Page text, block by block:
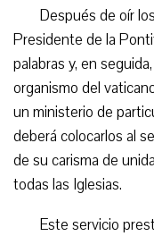
Después de oír
Presidente de la
palabras y, en
organismo del
un ministerio de
deberá colocarlos al
de su carisma de
todas las Iglesias.
Este servicio